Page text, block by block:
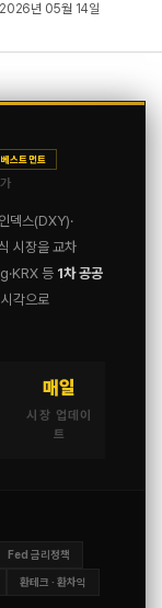
2026년 05월 14일
스트먼트
덱스(DXY)·
시장을 교차
등 1차 공공
각으로
매일
시장 업데이
트
Fed 금리정책
환테크 · 환차익